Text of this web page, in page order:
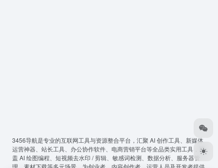
3456导航是专业的互联网工具与资源整合平台，汇聚 AI 创作工具、新媒体
运营神器、站长工具、办公协作软件、电商营销平台等全品类实用工具，覆
盖 AI 绘图编程、短视频去水印 / 剪辑、敏感词检测、数据分析、服务器管
理、素材下载等多元场景，为创业者、内容创作者、运营人员及开发者提供